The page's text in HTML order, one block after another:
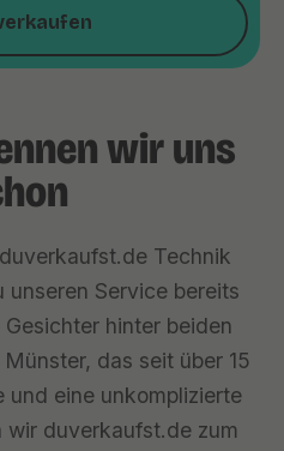
wir uns
Technik
Service bereits
hinter beiden
das seit über 15
und eine unkomplizierte
duverkaufst.de zum